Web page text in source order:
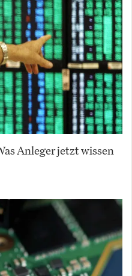
Anleger jetzt wissen